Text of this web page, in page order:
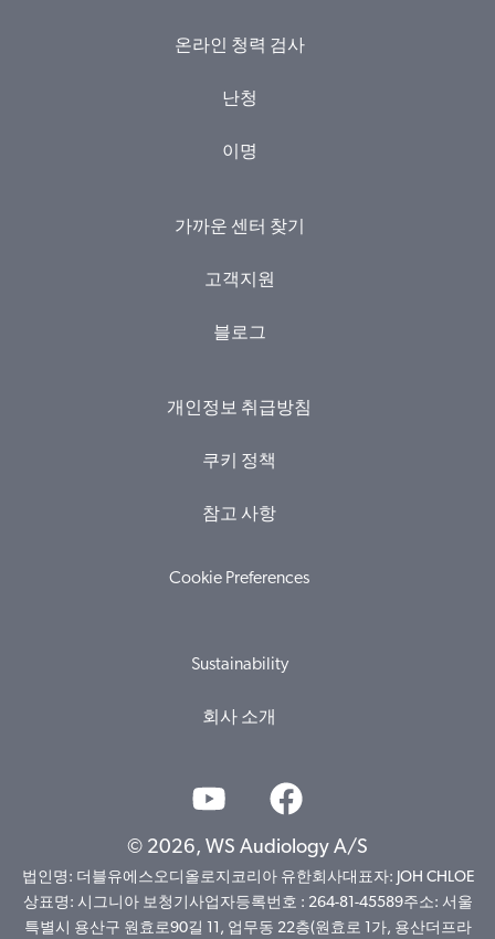
온라인 청력 검사
난청
이명
가까운 센터 찾기
고객지원
블로그
개인정보 취급방침
쿠키 정책
참고 사항
Cookie Preferences
Sustainability
회사 소개
© 2026, WS Audiology A/S
법인명: 더블유에스오디올로지코리아 유한회사대표자: JOH CHLOE
상표명: 시그니아 보청기사업자등록번호 : 264-81-45589주소: 서울
특별시 용산구 원효로90길 11, 업무동 22층(원효로 1가, 용산더프라